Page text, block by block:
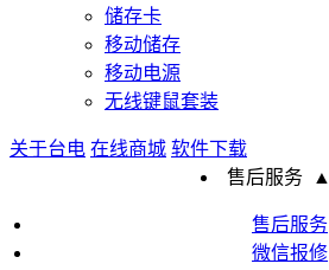
储存卡
移动储存
移动电源
无线键鼠套装
关于台电 在线商城 软件下载
售后服务
▲
售后服务
微信报修